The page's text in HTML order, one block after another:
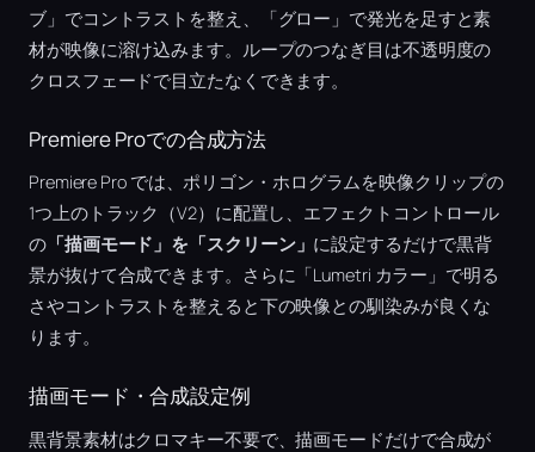
ブ」でコントラストを整え、「グロー」で発光を足すと素
材が映像に溶け込みます。ループのつなぎ目は不透明度の
クロスフェードで目立たなくできます。
Premiere Proでの合成方法
Premiere Pro では、ポリゴン・ホログラムを映像クリップの
1つ上のトラック（V2）に配置し、エフェクトコントロール
の「描画モード」を「スクリーン」 に設定するだけで黒背
景が抜けて合成できます。さらに「Lumetri カラー」で明る
さやコントラストを整えると下の映像との馴染みが良くな
ります。
描画モード・合成設定例
黒背景素材はクロマキー不要で、描画モードだけで合成が